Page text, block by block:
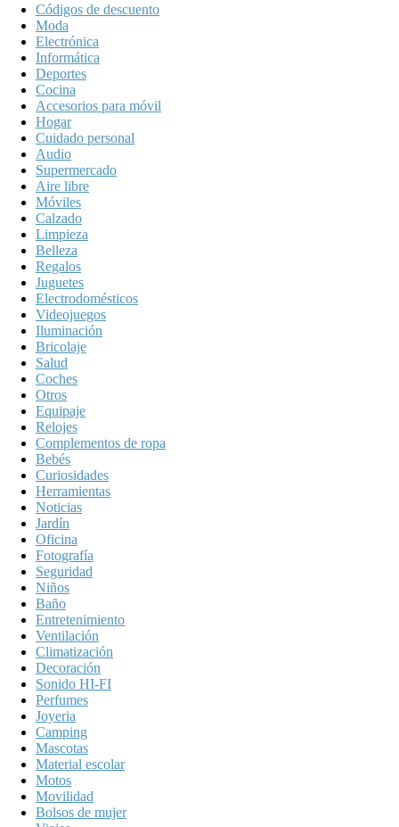
Códigos de descuento
Moda
Electrónica
Informática
Deportes
Cocina
Accesorios para móvil
Hogar
Cuidado personal
Audio
Supermercado
Aire libre
Móviles
Calzado
Limpieza
Belleza
Regalos
Juguetes
Electrodomésticos
Videojuegos
Iluminación
Bricolaje
Salud
Coches
Otros
Equipaje
Relojes
Complementos de ropa
Bebés
Curiosidades
Herramientas
Noticias
Jardín
Oficina
Fotografía
Seguridad
Niños
Baño
Entretenimiento
Ventilación
Climatización
Decoración
Sonido HI-FI
Perfumes
Joyeria
Camping
Mascotas
Material escolar
Motos
Movilidad
Bolsos de mujer